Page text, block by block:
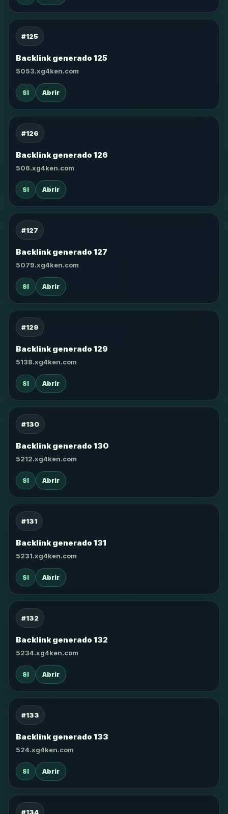
#125
Backlink generado 125
5053.xg4ken.com
SI Abrir
#126
Backlink generado 126
506.xg4ken.com
SI Abrir
#127
Backlink generado 127
5079.xg4ken.com
SI Abrir
#129
Backlink generado 129
5138.xg4ken.com
SI Abrir
#130
Backlink generado 130
5212.xg4ken.com
SI Abrir
#131
Backlink generado 131
5231.xg4ken.com
SI Abrir
#132
Backlink generado 132
5234.xg4ken.com
SI Abrir
#133
Backlink generado 133
524.xg4ken.com
SI Abrir
#134